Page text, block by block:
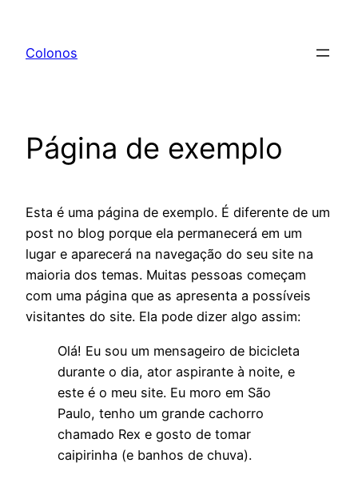
Colonos
Página de exemplo
Esta é uma página de exemplo. É diferente de um
post no blog porque ela permanecerá em um
lugar e aparecerá na navegação do seu site na
maioria dos temas. Muitas pessoas começam
com uma página que as apresenta a possíveis
visitantes do site. Ela pode dizer algo assim:
Olá! Eu sou um mensageiro de bicicleta
durante o dia, ator aspirante à noite, e
este é o meu site. Eu moro em São
Paulo, tenho um grande cachorro
chamado Rex e gosto de tomar
caipirinha (e banhos de chuva).